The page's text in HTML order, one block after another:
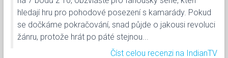
hledají hru pro pohodové posezení s kamarády. Pokud
se dočkáme pokračování, snad půjde o jakousi revoluci
žánru, protože hrát po páté stejnou...
Číst celou recenzi na IndianTV